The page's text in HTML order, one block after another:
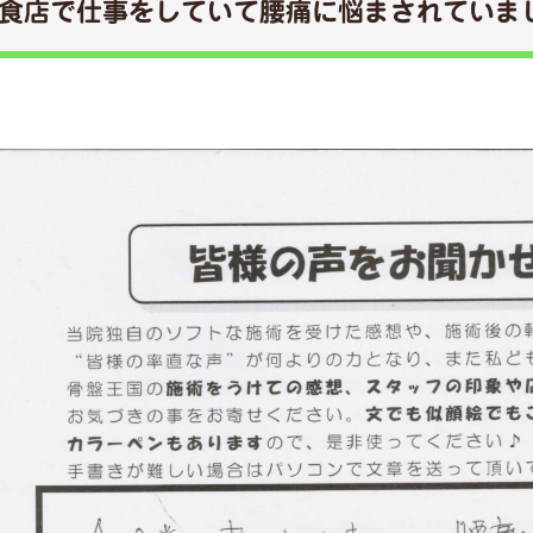
店で仕事をしていて腰痛に悩まされていま